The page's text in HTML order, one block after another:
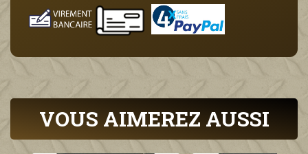
VOUS AIMEREZ AUSSI